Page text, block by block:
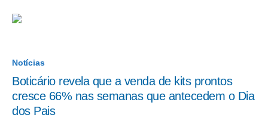
Notícias
Boticário revela que a venda de kits prontos
cresce 66% nas semanas que antecedem o Dia
dos Pais